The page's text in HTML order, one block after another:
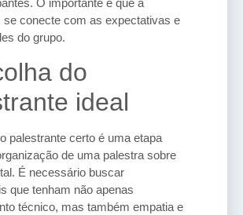
O importante é que a
se conecte com as expectativas e
do grupo.
do
ideal
palestrante certo é uma etapa
de uma palestra sobre
É necessário buscar
que tenham não apenas
técnico, mas também empatia e